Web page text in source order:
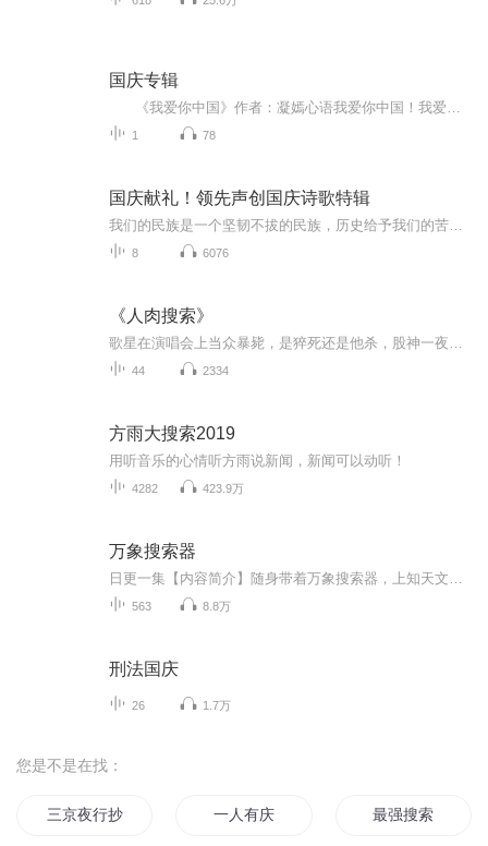
国庆专辑
1 78
国庆献礼！领先声创国庆诗歌特辑
8 6076
《人肉搜索》
44 2334
方雨大搜索2019
用听音乐的心情听方雨说新闻，新闻可以动听！
4282 423.9万
万象搜索器
563 8.8万
刑法国庆
26 1.7万
您是不是在找：
三京夜行抄 一人有庆 最强搜索